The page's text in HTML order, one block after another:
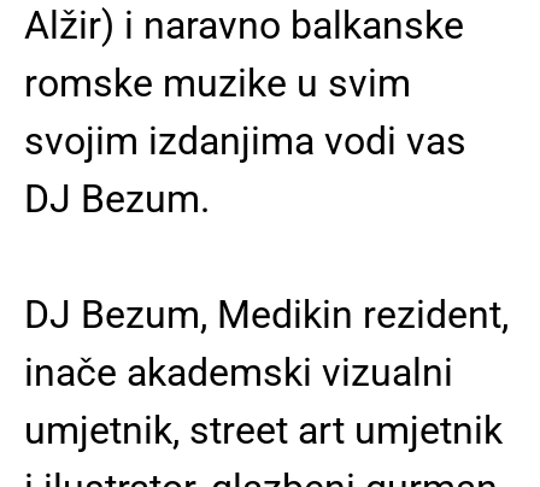
Alžir) i naravno balkanske
romske muzike u svim
svojim izdanjima vodi vas
DJ Bezum.
DJ Bezum, Medikin rezident,
inače akademski vizualni
umjetnik, street art umjetnik